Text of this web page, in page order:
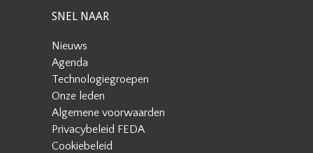
SNEL NAAR
Nieuws
Agenda
Technologiegroepen
Onze leden
Algemene voorwaarden
Privacybeleid FEDA
Cookiebeleid